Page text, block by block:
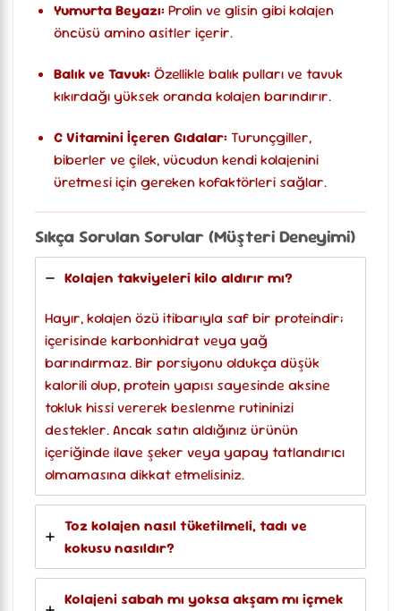
Yumurta Beyazı:Prolin ve glisin gibi kolajen
öncüsü amino asitler içerir.
Balık ve Tavuk:Özellikle balık pulları ve tavuk
kıkırdağı yüksek oranda kolajen barındırır.
C Vitamini İçeren Gıdalar:Turunçgiller,
biberler ve çilek, vücudun kendi kolajenini
üretmesi için gereken kofaktörleri sağlar.
Sıkça Sorulan Sorular (Müşteri Deneyimi)
Kolajen takviyeleri kilo aldırır mı?
Hayır, kolajen özü itibarıyla saf bir proteindir;
içerisinde karbonhidrat veya yağ
barındırmaz. Bir porsiyonu oldukça düşük
kalorili olup, protein yapısı sayesinde aksine
tokluk hissi vererek beslenme rutininizi
destekler. Ancak satın aldığınız ürünün
içeriğinde ilave şeker veya yapay tatlandırıcı
olmamasına dikkat etmelisiniz.
Toz kolajen nasıl tüketilmeli, tadı ve
kokusu nasıldır?
Kolajeni sabah mı yoksa akşam mı içmek